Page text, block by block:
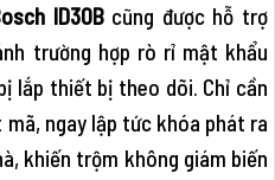
ID30Bcũng được hỗ trợ
trường hợp rò rỉ mật khẩu
lắp thiết bị theo dõi. Chỉ cần
mã, ngay lập tức khóa phát ra
khiến trộm không giám biến